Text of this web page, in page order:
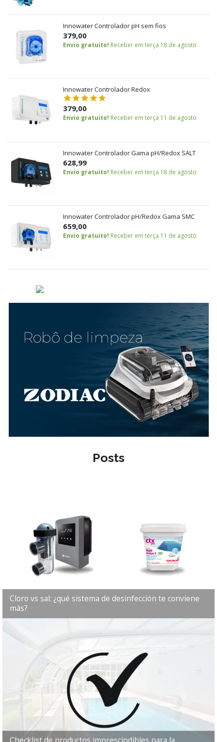
Posts
Cloro vs sal: ¿qué sistema de desinfección te conviene
más?
Innowater Controlador pH sem fios
379,00
Envio gratuito! Receber em terça 18 de agosto
Innowater Controlador Redox
379,00
Envio gratuito! Receber em terça 11 de agosto
Innowater Controlador Gama pH/Redox SALT
628,99
Envio gratuito! Receber em terça 18 de agosto
Innowater Controlador pH/Redox Gama SMC
659,00
Envio gratuito! Receber em terça 11 de agosto